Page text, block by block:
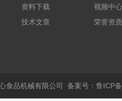
资料下载
技术文章
视频中心
荣誉资质
食品机械有限公司 备案号：鲁ICP